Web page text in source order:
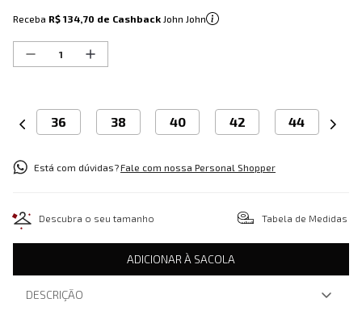
Receba R$ 134,70 de Cashback John John
36 38 40 42 44
Está com dúvidas?Fale com nossa Personal Shopper
Descubra o seu tamanho Tabela de Medidas
ADICIONAR À SACOLA
DESCRIÇÃO